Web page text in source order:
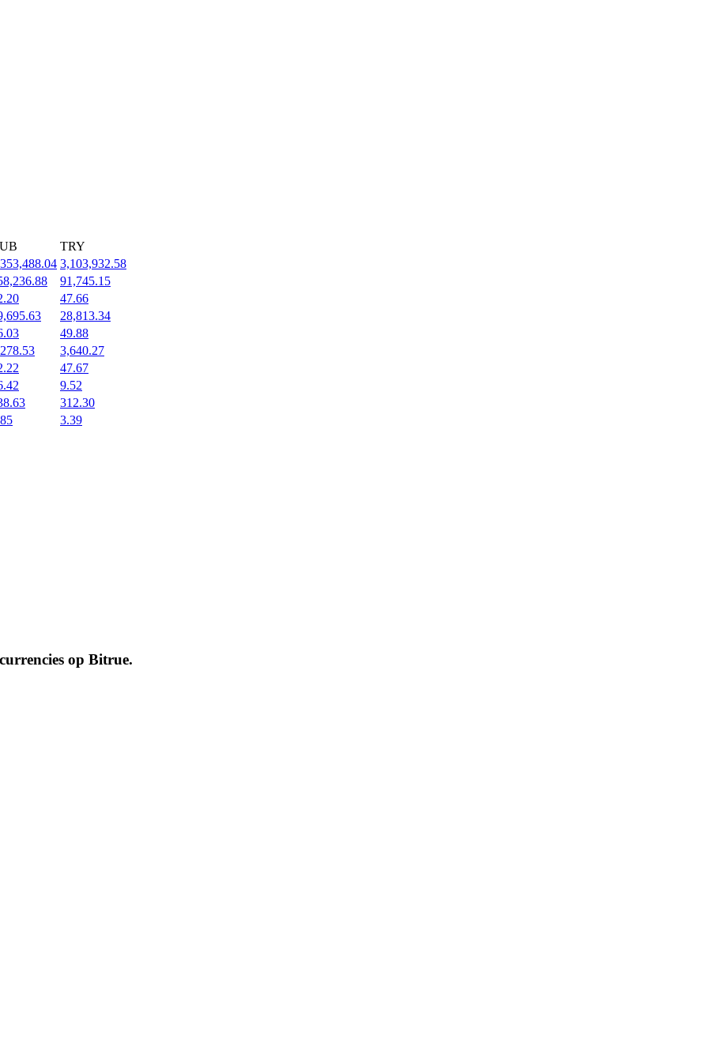
TRY
3,103,932.58
91,745.15
47.66
28,813.34
49.88
3,640.27
47.67
9.52
312.30
3.39
op Bitrue.